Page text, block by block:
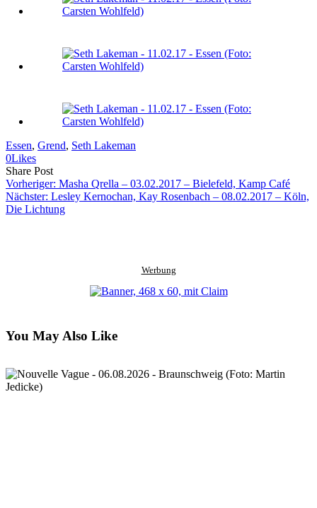
Essen, Grend, Seth Lakeman
0Likes
Share PostShare
on
Facebook
Copy
URL
to
clipboard
Send
Link
via
eMail
Vorheriger: Masha Qrella – 03.02.2017 – Bielefeld, Kamp Café
Nächster: Lesley Kernochan, Kay Rosenbach – 08.02.2017 – Köln,
Die Lichtung
Werbung
You May Also Like